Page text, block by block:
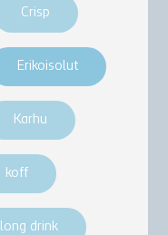
Crisp
Erikoisolut
Karhu
koff
long drink